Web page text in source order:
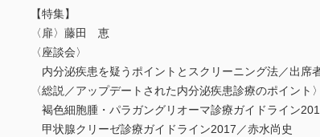
【特集】
〈扉〉藤田 恵
〈座談会〉
内分泌疾患を疑うポイントとスクリーニング法／出
〈総説／アップデートされた内分泌疾患診療のポイント〉
褐色細胞腫・パラガングリオーマ診療ガイドライン
甲状腺クリーゼ診療ガイドライン2017／赤水尚史